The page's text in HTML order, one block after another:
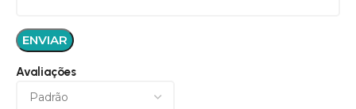
Avaliações